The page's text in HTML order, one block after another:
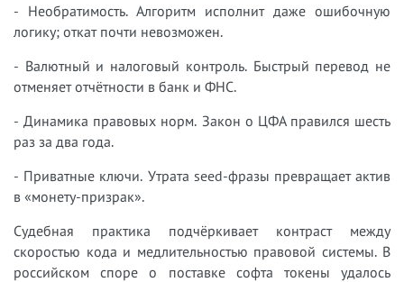
- Необратимость. Алгоритм исполнит даже ошибочную
логику; откат почти невозможен.
- Валютный и налоговый контроль. Быстрый перевод не
отменяет отчётности в банк и ФНС.
- Динамика правовых норм. Закон о ЦФА правился шесть
раз за два года.
- Приватные ключи. Утрата seed-фразы превращает актив
в «монету-призрак».
Судебная практика подчёркивает контраст между
скоростью кода и медлительностью правовой системы. В
российском споре о поставке софта токены удалось